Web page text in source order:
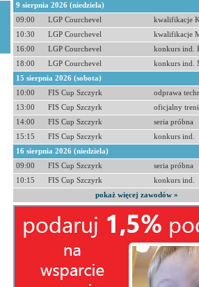
9 sierpnia 2026 (niedziela)
09:00
LGP Courchevel
kwalifikacje K
10:30
LGP Courchevel
kwalifikacje
16:00
LGP Courchevel
konkurs ind.
18:00
LGP Courchevel
konkurs ind.
15 sierpnia 2026 (sobota)
10:00
FIS Cup Szczyrk
odprawa
13:00
FIS Cup Szczyrk
oficjalny
14:00
FIS Cup Szczyrk
seria próbna
15:15
FIS Cup Szczyrk
konkurs ind.
16 sierpnia 2026 (niedziela)
09:00
FIS Cup Szczyrk
seria próbna
10:15
FIS Cup Szczyrk
konkurs ind.
pokaż więcej zawodów »